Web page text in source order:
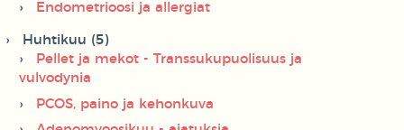
Endometrioosi ja allergiat
Huhtikuu (5)
Pellet ja mekot - Transsukupuolisuus ja
vulvodynia
PCOS, paino ja kehonkuva